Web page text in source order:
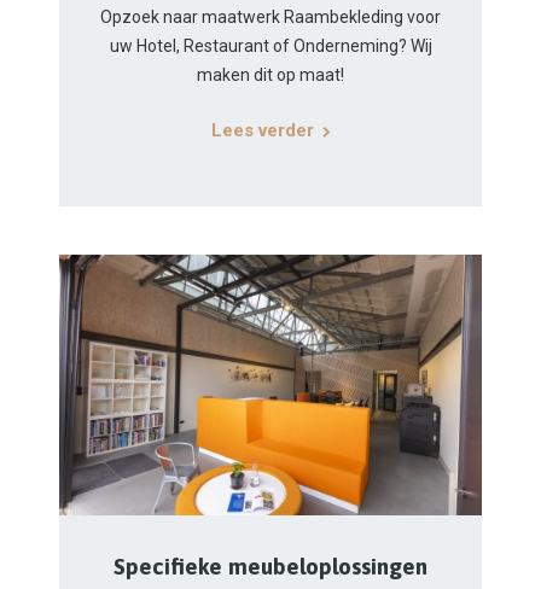
Opzoek naar maatwerk Raambekleding voor
uw Hotel, Restaurant of Onderneming? Wij
maken dit op maat!
Lees verder
Specifieke meubeloplossingen